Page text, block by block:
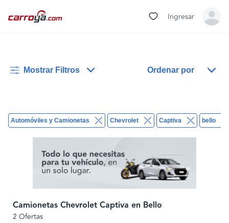
Ingresar
Mostrar Filtros Ordenar por
Automóviles y Camionetas Chevrolet Captiva bello
Camionetas Chevrolet Captiva en Bello
2 Ofertas